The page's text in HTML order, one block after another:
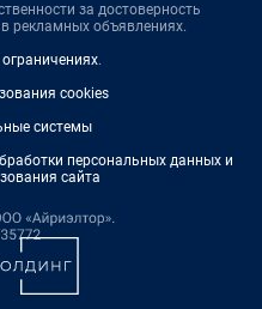
за достоверность
рекламных объявлениях.
.
cookies
системы
персональных данных и
сайта